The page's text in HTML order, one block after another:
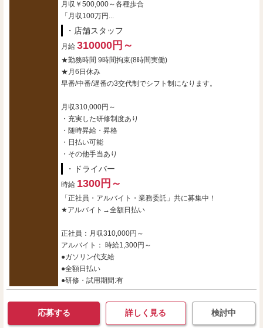
月収￥500,000～各種歩合
「月収100万円...
・店舗スタッフ
月給 310000円～
★勤務時間 9時間拘束(8時間実働)
★月6日休み
早番/中番/遅番の3交代制でシフト制になります。
月収310,000円～
・充実した研修制度あり
・随時昇給・昇格
・日払い可能
・その他手当あり
・ドライバー
時給 1300円～
「正社員・アルバイト・業務委託」共に募集中！
★アルバイト→全額日払い
正社員：月収310,000円～
アルバイト： 時給1,300円～
●ガソリン代支給
●全額日払い
●研修・試用期間:有
応募する 詳しく見る 検討中